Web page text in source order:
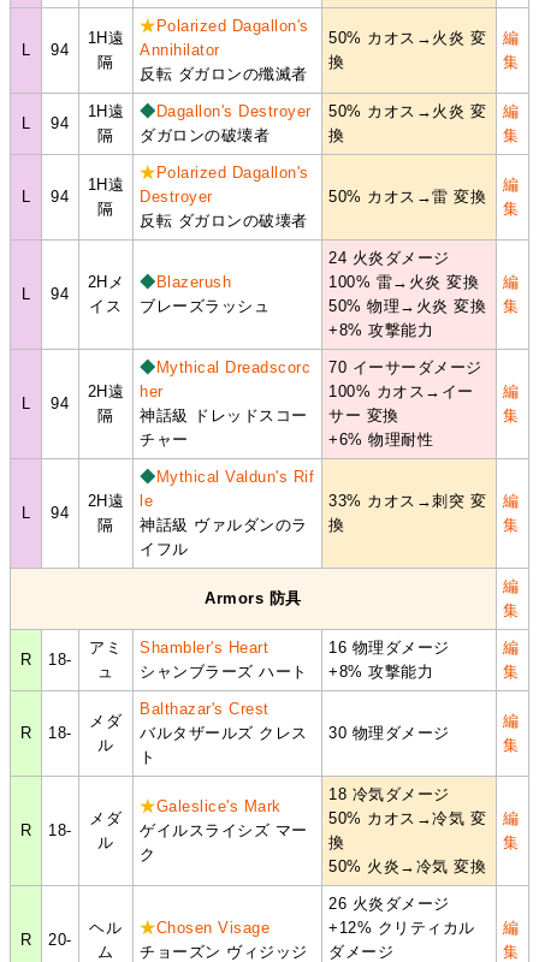
L 94
1H遠
隔
★ Polarized Dagallon's
Annihilator
反転 ダガロンの殲滅者
50% カオス→火炎 変
換
編
集
L 94
1H遠
隔
◆ Dagallon's Destroyer
ダガロンの破壊者
50% カオス→火炎 変
換
編
集
L 94
1H遠
隔
★ Polarized Dagallon's
Destroyer
反転 ダガロンの破壊者
50% カオス→雷 変換
編
集
L 94
2Hメ
イス
◆ Blazerush
ブレーズラッシュ
24 火炎ダメージ
100% 雷→火炎 変換
50% 物理→火炎 変換
+8% 攻撃能力
編
集
L 94
2H遠
隔
◆ Mythical Dreadscorc
her
神話級 ドレッドスコー
チャー
70 イーサーダメージ
100% カオス→イー
サー 変換
+6% 物理耐性
編
集
L 94
2H遠
隔
◆ Mythical Valdun's Rif
le
神話級 ヴァルダンのラ
イフル
33% カオス→刺突 変
換
編
集
Armors 防具
編
集
R 18-
アミ
ュ
Shambler's Heart
シャンブラーズ ハート
16 物理ダメージ
+8% 攻撃能力
編
集
R 18-
メダ
ル
Balthazar's Crest
バルタザールズ クレス
ト
30 物理ダメージ
編
集
R 18-
メダ
ル
★Galeslice's Mark
ゲイルスライシズ マー
ク
18 冷気ダメージ
50% カオス→冷気 変
換
50% 火炎→冷気 変換
編
集
R 20-
ヘル
ム
★Chosen Visage
チョーズン ヴィジッジ
26 火炎ダメージ
+12% クリティカル
ダメージ
編
集